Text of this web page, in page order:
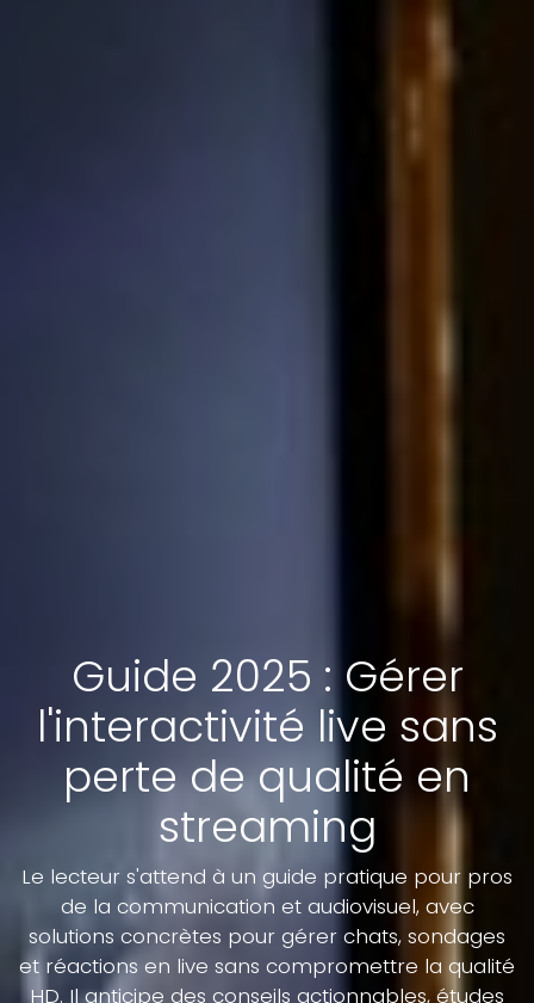
Guide 2025 : Gérer
l'interactivité live sans
perte de qualité en
streaming
Le lecteur s'attend à un guide pratique pour pros
de la communication et audiovisuel, avec
solutions concrètes pour gérer chats, sondages
et réactions en live sans compromettre la qualité
HD. Il anticipe des conseils actionnables, études